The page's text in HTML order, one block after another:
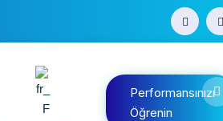
Performansınızı
Öğrenin